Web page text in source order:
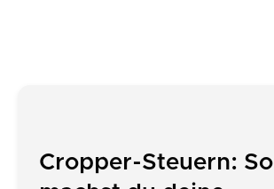
Cropper-Steuern: So